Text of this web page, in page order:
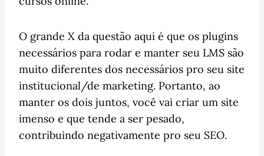
O grande X da questão aqui é que os plugins
necessários para rodar e manter seu LMS são
muito diferentes dos necessários pro seu site
institucional/de marketing. Portanto, ao
manter os dois juntos, você vai criar um site
imenso e que tende a ser pesado,
contribuindo negativamente pro seu SEO.